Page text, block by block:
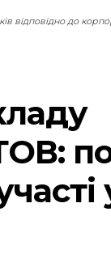
відповідно до